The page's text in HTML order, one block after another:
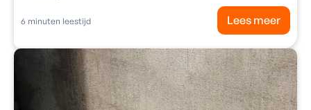
6 minuten leestijd Lees meer